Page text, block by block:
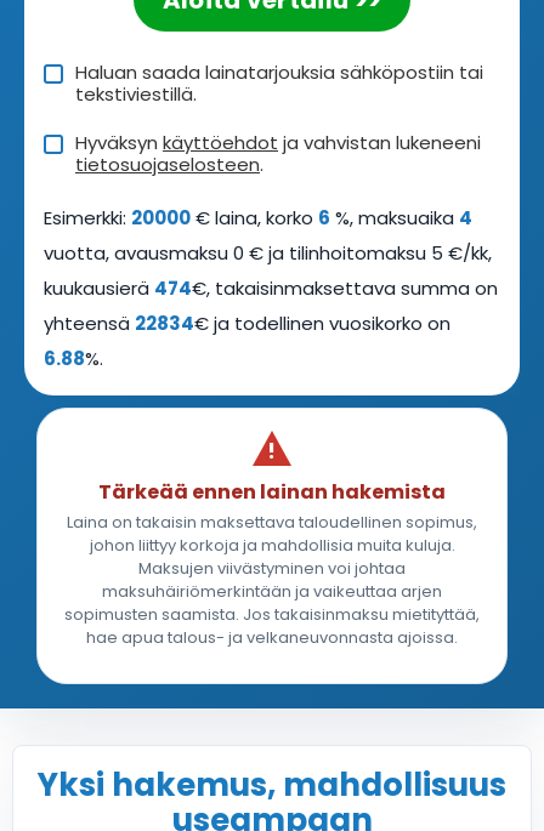
Haluan saada lainatarjouksia sähköpostiin tai
tekstiviestillä.
Hyväksyn käyttöehdot ja vahvistan lukeneeni
tietosuojaselosteen.
Esimerkki: 20000€ laina, korko 6 %, maksuaika 4
vuotta, avausmaksu 0 € ja tilinhoitomaksu 5 €/kk,
kuukausierä 474€, takaisinmaksettava summa on
yhteensä 22834€ ja todellinen vuosikorko on
6.88%.
Tärkeää ennen lainan hakemista
Laina on takaisin maksettava taloudellinen sopimus,
johon liittyy korkoja ja mahdollisia muita kuluja.
Maksujen viivästyminen voi johtaa
maksuhäiriömerkintään ja vaikeuttaa arjen
sopimusten saamista. Jos takaisinmaksu mietityttää,
hae apua talous- ja velkaneuvonnasta ajoissa.
Yksi hakemus, mahdollisuus
useampaan